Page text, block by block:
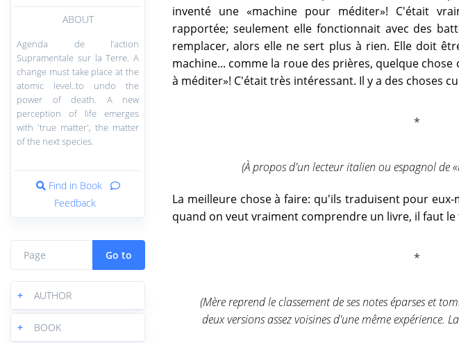
ABOUT
Agenda de l’action
Supramentale sur la Terre. A
change must take place at the
atomic level..to undo the
power of death. A new
perception of life emerges
with 'true matter', the matter
of the next species.
Find in Book
Feedback
Go to
+ AUTHOR
+ BOOK
inventé une «machine pour méditer»! C'était
rapportée; seulement elle fonctionnait avec des
remplacer, alors elle ne sert plus à rien. Elle doit
machine... comme la roue des prières, quelque
à méditer»! C'était très intéressant. Il y a des choses
(À propos d'un lecteur italien ou espagnol de
La meilleure chose à faire: qu'ils traduisent pour
quand on veut vraiment comprendre un livre, il faut
(Mère reprend le classement de ses notes éparses et
deux versions assez voisines d'une même expérience.